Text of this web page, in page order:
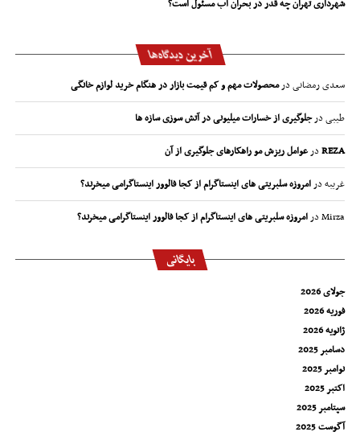
شهرداری تهران چه قدر در بحران آب مسئول است؟
آخرین دیدگاه‌ها
سعدی رمضانیدرمحصولات مهم و کم قیمت بازار در هنگام خرید لوازم خانگی
طیبیدرجلوگیری از خسارات میلیونی در آتش سوزی سازه ها
REZAدرعوامل ریزش مو راهکارهای جلوگیری از آن
غریبهدرامروزه سلبریتی های اینستاگرام از کجا فالوور اینستاگرامی میخرند؟
Mirzaدرامروزه سلبریتی های اینستاگرام از کجا فالوور اینستاگرامی میخرند؟
بایگانی
جولای 2026
فوریه 2026
ژانویه 2026
دسامبر 2025
نوامبر 2025
اکتبر 2025
سپتامبر 2025
آگوست 2025